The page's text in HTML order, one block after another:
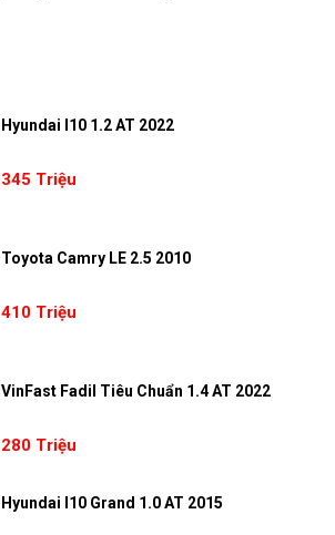
Hyundai I10 1.2 AT 2022
345 Triệu
Toyota Camry LE 2.5 2010
410 Triệu
VinFast Fadil Tiêu Chuẩn 1.4 AT 2022
280 Triệu
Hyundai I10 Grand 1.0 AT 2015